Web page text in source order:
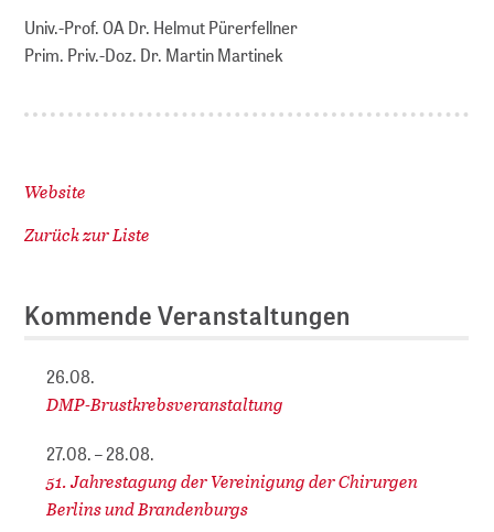
Univ.-Prof. OA Dr. Helmut Pürerfellner
Prim. Priv.-Doz. Dr. Martin Martinek
Website
Zurück zur Liste
Kommende Veranstaltungen
26.08.
DMP-Brustkrebsveranstaltung
27.08. – 28.08.
51. Jahrestagung der Vereinigung der Chirurgen
Berlins und Brandenburgs